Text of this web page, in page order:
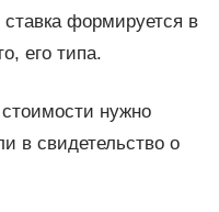
формируется в
его типа.
нужно
в свидетельство о